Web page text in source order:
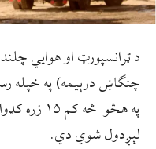
د ټرانسپورټ او هوایي
چنګاښ درېیمه) په خپله
په هڅو څه
لېږدول شوي دي.